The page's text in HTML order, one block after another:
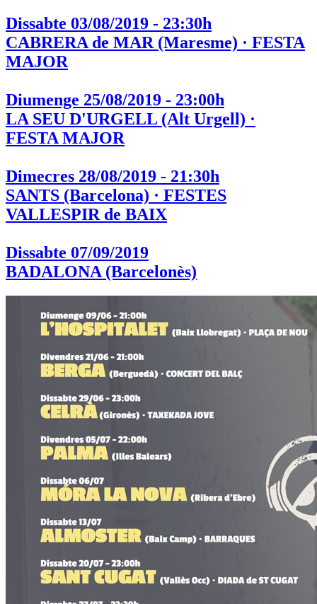
Dissabte 03/08/2019 - 23:30h
CABRERA de MAR (Maresme) · FESTA
MAJOR
Diumenge 25/08/2019 - 23:00h
LA SEU D'URGELL (Alt Urgell) ·
FESTA MAJOR
Dimecres 28/08/2019 - 21:30h
SANTS (Barcelona) · FESTES
VALLESPIR de BAIX
Dissabte 07/09/2019
BADALONA (Barcelonès)